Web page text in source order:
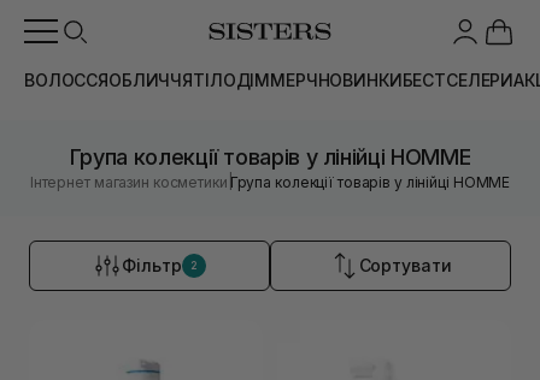
ВОЛОССЯОБЛИЧЧЯТІЛОДІММЕРЧНОВИНКИБЕСТСЕЛЕРИ
Група колекції товарів у лінійці HOMME
Інтернет магазин косметики |Група колекції товарів у лінійці HOMME
Фільтр 2 Сортувати